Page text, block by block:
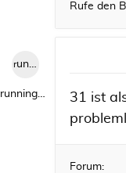
Rufe den
runningwild1
runningwild1
31 ist
Forum: